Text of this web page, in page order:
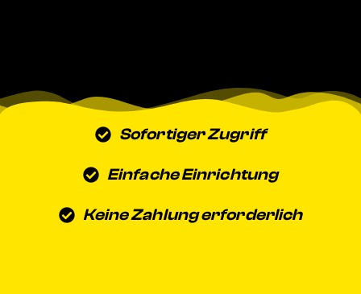
Sofortiger Zugriff
Einfache Einrichtung
Keine Zahlung erforderlich